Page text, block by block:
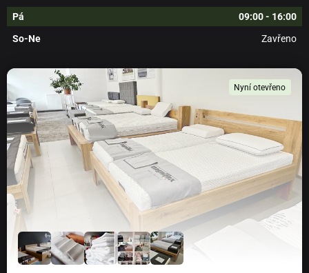
Pá 09:00 - 16:00
So-Ne Zavřeno
Nyní otevřeno